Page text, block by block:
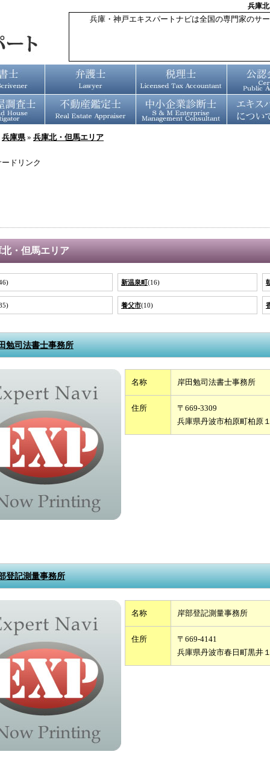
兵庫
兵庫・神戸エキスパートナビは全国の専門家のサ
兵庫県» 兵庫北・但馬エリア
ドリンク
・但馬エリア
新温泉町(16)
養父市(10)
勉司法書士事務所
名称 岸田勉司法書士事務所
住所
〒669-3309
兵庫県丹波市柏原町柏原
登記測量事務所
名称 岸部登記測量事務所
住所
〒669-4141
兵庫県丹波市春日町黒井